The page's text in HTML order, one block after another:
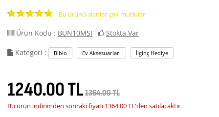
Bu ürünü alanlar çok mutlular
Ürün Kodu : BUN10MSI Stokta Var
Kategori : Biblo Ev Aksesuarları İlginç Hediye
1240.00 TL1364.00 TL
Bu ürün indirimden sonraki fiyatı 1364.00TL'den satılacaktır.